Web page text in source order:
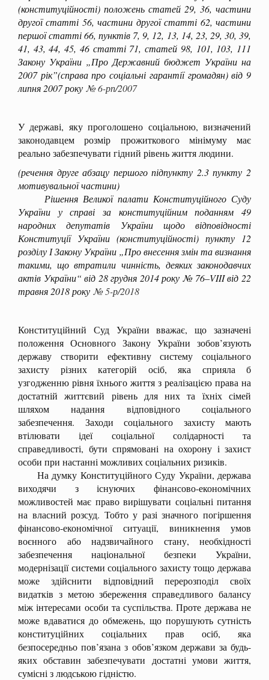
(конституційності) положень статей 29, 36, частини
другої статті 56, частини другої статті 62, частини
першої статті 66, пунктів 7, 9, 12, 13, 14, 23, 29, 30, 39,
41, 43, 44, 45, 46 статті 71, статей 98, 101, 103, 111
Закону України „Про Державний бюджет України на
2007 рік”(справа про соціальні гарантії громадян) від 9
липня 2007 року № 6-рп/2007
У державі, яку проголошено соціальною, визначений
законодавцем розмір прожиткового мінімуму має
реально забезпечувати гідний рівень життя людини.
(речення друге абзацу першого підпункту 2.3 пункту 2
мотивувальної частини)
Рішення Великої палати Конституційного Суду
України у справі за конституційним поданням 49
народних депутатів України щодо відповідності
Конституції України (конституційності) пункту 12
розділу І Закону України „Про внесення змін та визнання
такими, що втратили чинність, деяких законодавчих
актів України“ від 28 грудня 2014 року № 76‒VIII від 22
травня 2018 року № 5-р/2018
Конституційний Суд України вважає, що зазначені
положення Основного Закону України зобов’язують
державу створити ефективну систему соціального
захисту різних категорій осіб, яка сприяла б
узгодженню рівня їхнього життя з реалізацією права на
достатній життєвий рівень для них та їхніх сімей
шляхом надання відповідного соціального
забезпечення. Заходи соціального захисту мають
втілювати ідеї соціальної солідарності та
справедливості, бути спрямовані на охорону і захист
особи при настанні можливих соціальних ризиків.
На думку Конституційного Суду України, держава
виходячи з існуючих фінансово-економічних
можливостей має право вирішувати соціальні питання
на власний розсуд. Тобто у разі значного погіршення
фінансово-економічної ситуації, виникнення умов
воєнного або надзвичайного стану, необхідності
забезпечення національної безпеки України,
модернізації системи соціального захисту тощо держава
може здійснити відповідний перерозподіл своїх
видатків з метою збереження справедливого балансу
між інтересами особи та суспільства. Проте держава не
може вдаватися до обмежень, що порушують сутність
конституційних соціальних прав осіб, яка
безпосередньо пов’язана з обов’язком держави за будь-
яких обставин забезпечувати достатні умови життя,
сумісні з людською гідністю.